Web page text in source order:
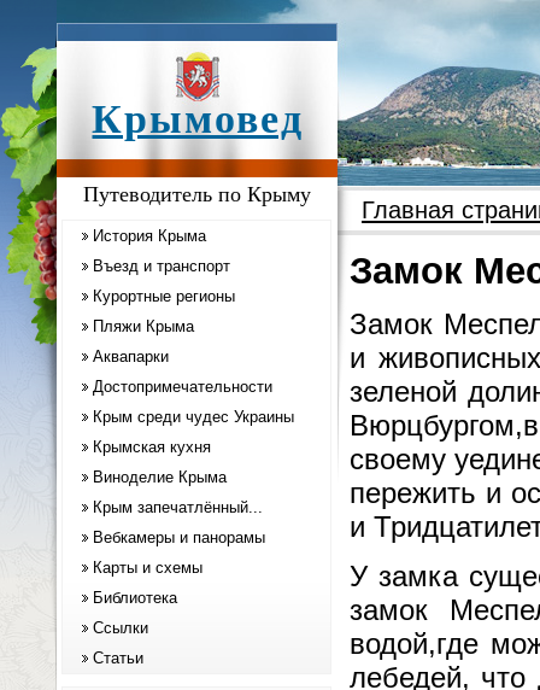
Крымовед
Путеводитель по Крыму
История Крыма
Въезд и транспорт
Курортные регионы
Пляжи Крыма
Аквапарки
Достопримечательности
Крым среди чудес Украины
Крымская кухня
Виноделие Крыма
Крым запечатлённый...
Вебкамеры и панорамы
Карты и схемы
Библиотека
Ссылки
Статьи
Главная
Замок
Замок
и
зеленой
своему
пережить и
и
У замка
замок
водой,где
лебедей, что